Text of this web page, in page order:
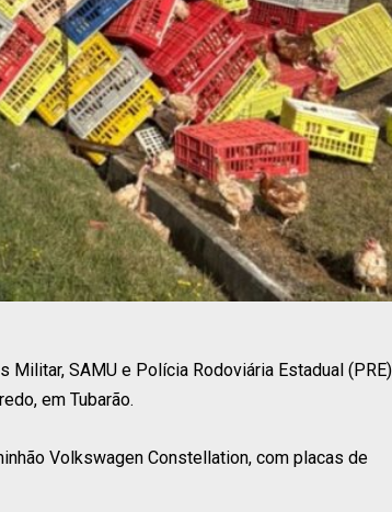
SAMU e Polícia Rodoviária Estadual (PRE)
em Tubarão.
Volkswagen Constellation, com placas de